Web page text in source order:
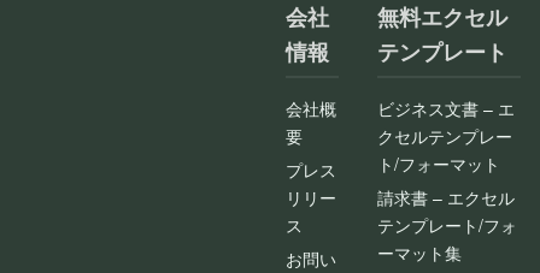
会社
情報
会社概
要
プレス
リリー
ス
お問い
無料エクセル
テンプレート
ビジネス文書 – エ
クセルテンプレー
ト/フォーマット
請求書 – エクセル
テンプレート/フォ
ーマット集